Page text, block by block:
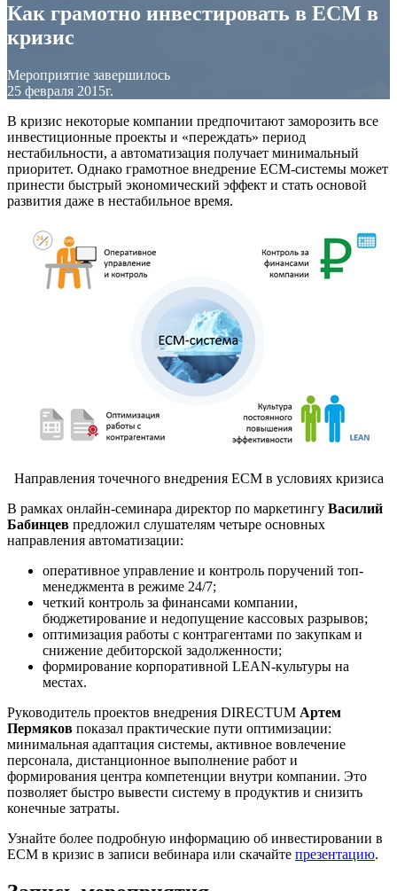
Как грамотно инвестировать в ЕСМ в
кризис
Мероприятие завершилось
25 февраля 2015г.
В кризис некоторые компании предпочитают заморозить все
инвестиционные проекты и «переждать» период
нестабильности, а автоматизация получает минимальный
приоритет. Однако грамотное внедрение ECM-системы может
принести быстрый экономический эффект и стать основой
развития даже в нестабильное время.
Направления точечного внедрения ECM в условиях кризиса
В рамках онлайн-семинара директор по маркетингу Василий
Бабинцев предложил слушателям четыре основных
направления автоматизации:
оперативное управление и контроль поручений топ-
менеджмента в режиме 24/7;
четкий контроль за финансами компании,
бюджетирование и недопущение кассовых разрывов;
оптимизация работы с контрагентами по закупкам и
снижение дебиторской задолженности;
формирование корпоративной LEAN-культуры на
местах.
Руководитель проектов внедрения DIRECTUM Артем
Пермяков показал практические пути оптимизации:
минимальная адаптация системы, активное вовлечение
персонала, дистанционное выполнение работ и
формирования центра компетенции внутри компании. Это
позволяет быстро вывести систему в продуктив и снизить
конечные затраты.
Узнайте более подробную информацию об инвестировании в
ECM в кризис в записи вебинара или скачайте презентацию.